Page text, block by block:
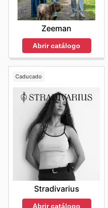
Zeeman
Abrir catálogo
Caducado
Stradivarius
Abrir catálogo